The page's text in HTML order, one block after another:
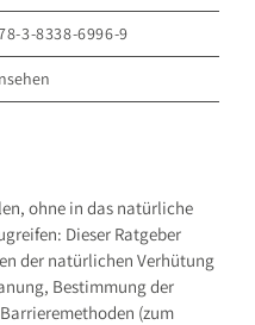
3-8338-6996-9
Art. 9 Abs. 7 S. 2 derGPSR
ohne in das natürliche
Dieser Ratgeber
der natürlichen Verhütung
Bestimmung der
(zum